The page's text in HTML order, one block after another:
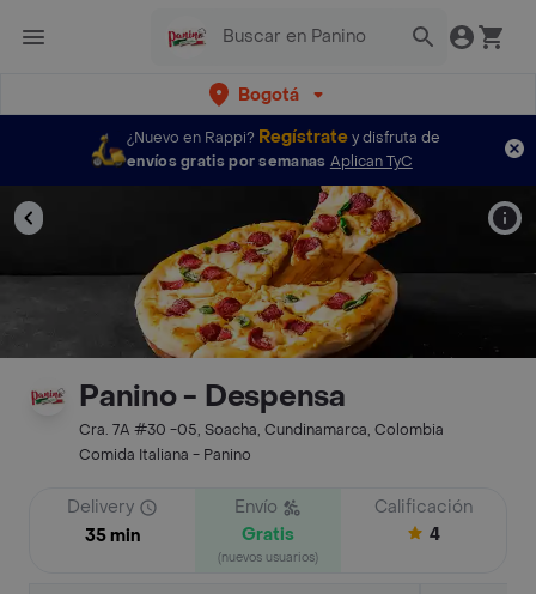
Bogotá
¿Nuevo en Rappi? Regístratey disfruta de
envíos gratis por semanas Aplican TyC
Panino - Despensa
Cra. 7A #30 -05, Soacha, Cundinamarca, Colombia
Comida Italiana - Panino
Delivery
35 min
Envío
Gratis
(nuevos usuarios)
Calificación
4